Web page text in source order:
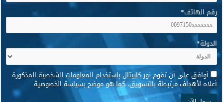
رقم الهاتف*
الدولة*
* أوافق على أن تقوم نور كابيتال باستخدام المعلومات الشخصية المذكورة
أعلاه لأهداف مرتبطة بالتسويق، كما هو موضح بسياسة الخصوصية